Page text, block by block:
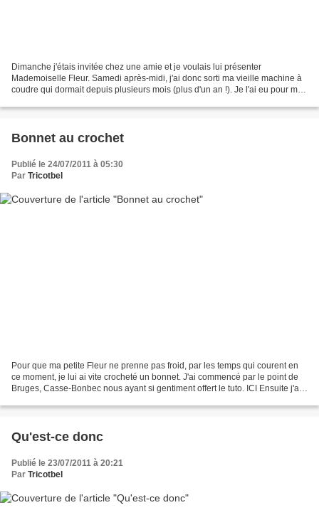
Dimanche j'étais invitée chez une amie et je voulais lui présenter
Mademoiselle Fleur. Samedi après-midi, j'ai donc sorti ma vieille machine à
coudre qui dormait depuis plusieurs mois (plus d'un an !). Je l'ai eu pour mes
Bonnet au crochet
Publié le 24/07/2011 à 05:30
Par Tricotbel
Pour que ma petite Fleur ne prenne pas froid, par les temps qui courent en
ce moment, je lui ai vite crocheté un bonnet. J'ai commencé par le point de
Bruges, Casse-Bonbec nous ayant si gentiment offert le tuto. ICI Ensuite j'ai
Qu'est-ce donc
Publié le 23/07/2011 à 20:21
Par Tricotbel